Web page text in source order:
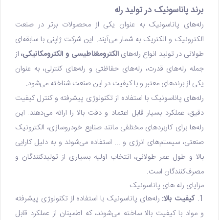
برند پاناسونیک در تولید رله
رله‌های پاناسونیک به عنوان یکی از محصولات برتر در صنعت
الکترونیک و الکتریک به شمار می‌آیند. این شرکت ژاپنی با سابقه‌ای
طولانی در تولید انواع رله‌هایالکترومغناطیسی و الکترومکانیکی،از
جمله رله‌های قدرت، رله‌های حفاظتی و رله‌های کنترلی، به عنوان
یکی از برندهای معتبر و با کیفیت در این صنعت شناخته می‌شود.
رله‌های پاناسونیک با استفاده از تکنولوژی پیشرفته و کنترل کیفیت
دقیق، عملکرد بسیار قابل اعتماد و دقت بالا را ارائه می‌دهند. این
رله‌ها برای کاربردهای مختلفی مانند صنایع خودروسازی، الکترونیک
صنعتی، سیستم‌های انرژی و ... استفاده می‌شوند و به دلیل کارایی
بالا و طول عمر طولانی، انتخاب اولیه بسیاری از تولیدکنندگان و
مصرف‌کنندگان است.
مزایای رله های پاناسونیک
1. کیفیت بالا: رله‌های پاناسونیک با استفاده از تکنولوژی پیشرفته
و مواد با کیفیت بالا ساخته می‌شوند، که اطمینان از عملکرد قابل